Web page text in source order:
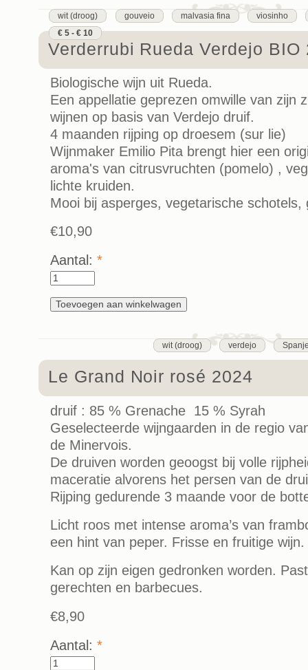
wit (droog) gouveio malvasia fina
viosinho
€ 5 - € 10
Verderrubi Rueda Verdejo BIO
Biologische wijn uit Rueda.
Een appellatie geprezen omwille van zijn
wijnen op basis van Verdejo druif.
4 maanden rijping op droesem (sur lie)
Wijnmaker Emilio Pita brengt hier een
aroma's van citrusvruchten (pomelo) ,
lichte kruiden.
Mooi bij asperges, vegetarische schotels,
€10,90
Aantal: *
wit (droog) verdejo
Le Grand Noir rosé 2024
druif : 85 % Grenache 15 % Syrah
Geselecteerde wijngaarden in de regio
de Minervois.
De druiven worden geoogst bij volle
maceratie alvorens het persen van de
Rijping gedurende 3 maande voor de
Licht roos met intense aroma’s van
een hint van peper. Frisse en fruitige wijn.
Kan op zijn eigen gedronken worden.
gerechten en barbecues.
€8,90
Aantal: *